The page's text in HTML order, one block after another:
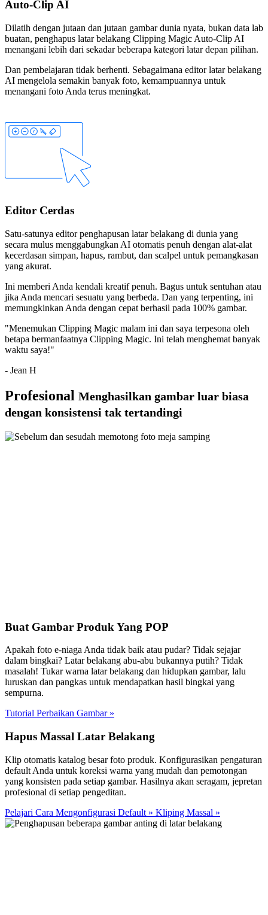
Auto-Clip AI
Dilatih dengan jutaan dan jutaan gambar dunia nyata, bukan data lab
buatan, penghapus latar belakang Clipping Magic Auto-Clip AI
menangani lebih dari sekadar beberapa kategori latar depan pilihan.
Dan pembelajaran tidak berhenti. Sebagaimana editor latar belakang
AI mengelola semakin banyak foto, kemampuannya untuk
menangani foto Anda terus meningkat.
Editor Cerdas
Satu-satunya editor penghapusan latar belakang di dunia yang
secara mulus menggabungkan AI otomatis penuh dengan alat-alat
kecerdasan simpan, hapus, rambut, dan scalpel untuk pemangkasan
yang akurat.
Ini memberi Anda kendali kreatif penuh. Bagus untuk sentuhan atau
jika Anda mencari sesuatu yang berbeda. Dan yang terpenting, ini
memungkinkan Anda dengan cepat berhasil pada 100% gambar.
"Menemukan Clipping Magic malam ini dan saya terpesona oleh
betapa bermanfaatnya Clipping Magic. Ini telah menghemat banyak
waktu saya!"
- Jean H
Profesional Menghasilkan gambar luar biasa
dengan konsistensi tak tertandingi
Buat Gambar Produk Yang POP
Apakah foto e-niaga Anda tidak baik atau pudar? Tidak sejajar
dalam bingkai? Latar belakang abu-abu bukannya putih? Tidak
masalah! Tukar warna latar belakang dan hidupkan gambar, lalu
luruskan dan pangkas untuk mendapatkan hasil bingkai yang
sempurna.
Tutorial Perbaikan Gambar »
Hapus Massal Latar Belakang
Klip otomatis katalog besar foto produk. Konfigurasikan pengaturan
default Anda untuk koreksi warna yang mudah dan pemotongan
yang konsisten pada setiap gambar. Hasilnya akan seragam, jepretan
profesional di setiap pengeditan.
Pelajari Cara Mengonfigurasi Default » Kliping Massal »